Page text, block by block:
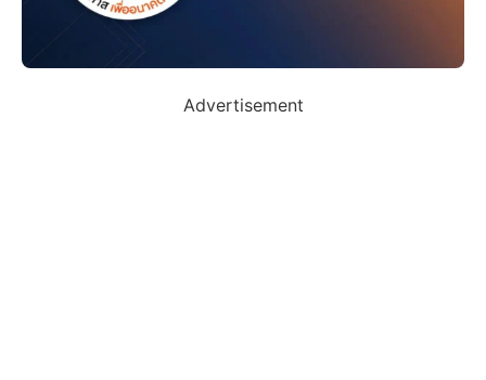
Advertisement